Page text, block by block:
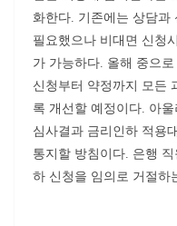
화한다. 기존에는 상담과
필요했으나 비대면 신청
가 가능하다. 올해 중으
신청부터 약정까지 모든
록 개선할 예정이다. 아
심사결과 금리인하 적용
통지할 방침이다. 은행
하 신청을 임의로 거절하